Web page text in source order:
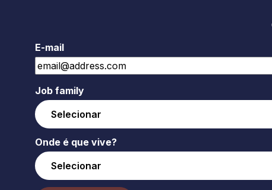
E-mail
Job family
Onde é que vive?